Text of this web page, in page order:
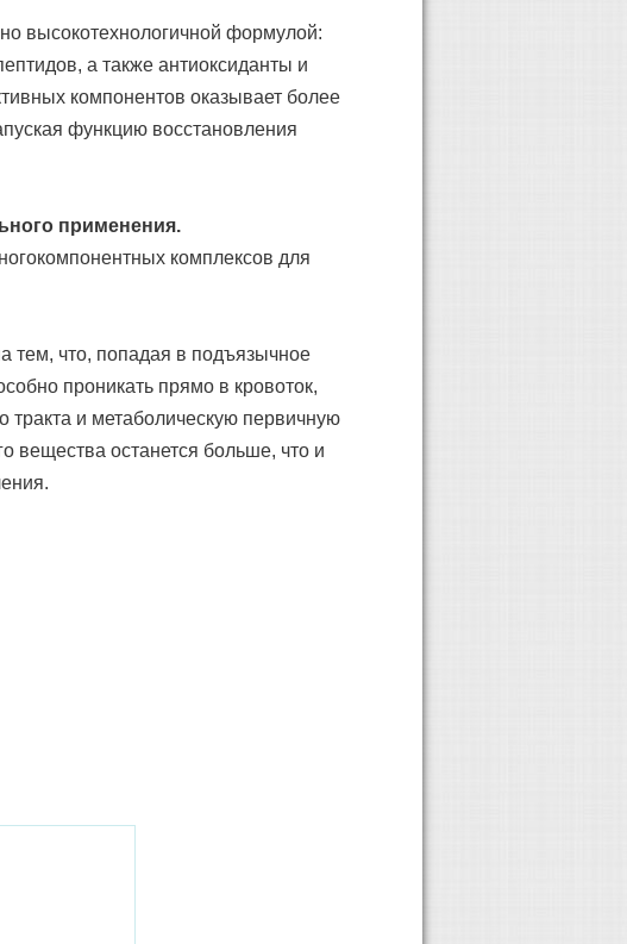
высокотехнологичной формулой:
а также антиоксиданты и
компонентов оказывает более
функцию восстановления
применения.
комплексов для
что, попадая в подъязычное
проникать прямо в кровоток,
тракта и метаболическую первичную
вещества останется больше, что и